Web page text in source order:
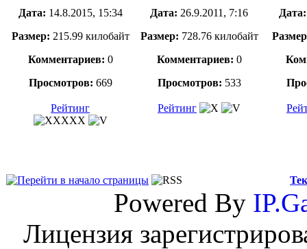
Дата: 14.8.2015, 15:34
Размер: 215.99 килобайт
Комментариев: 0
Просмотров: 669
Рейтинг
Дата: 26.9.2011, 7:16
Размер: 728.76 килобайт
Комментариев: 0
Просмотров: 533
Рейтинг
Powered By
Лицензия